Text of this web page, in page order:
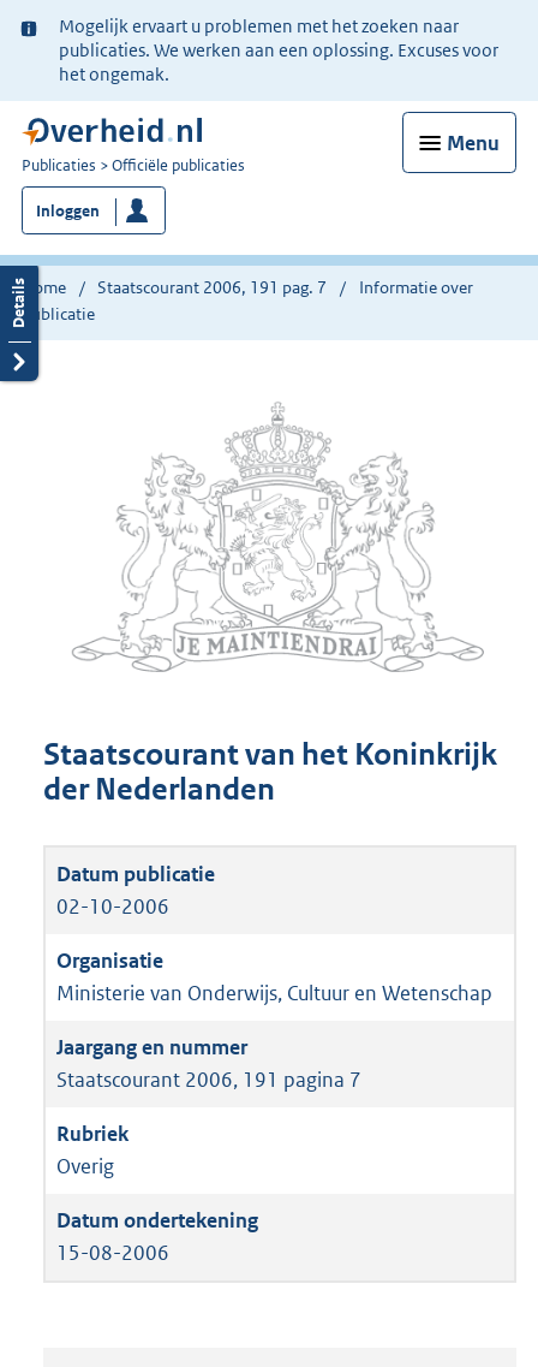
Ter
informatie:
Mogelijk ervaart u problemen met het zoeken naar
publicaties. We werken aan een oplossing. Excuses voor
het ongemak.
Menu
U
bent
nu
hier:
Publicaties Officiële publicaties
Inloggen
Home Staatscourant 2006, 191 pag. 7
Informatie over
publicatie
Staatscourant van het Koninkrijk
der Nederlanden
02-10-2006
Ministerie van Onderwijs, Cultuur en Wetenschap
Staatscourant 2006, 191 pagina 7
Overig
15-08-2006